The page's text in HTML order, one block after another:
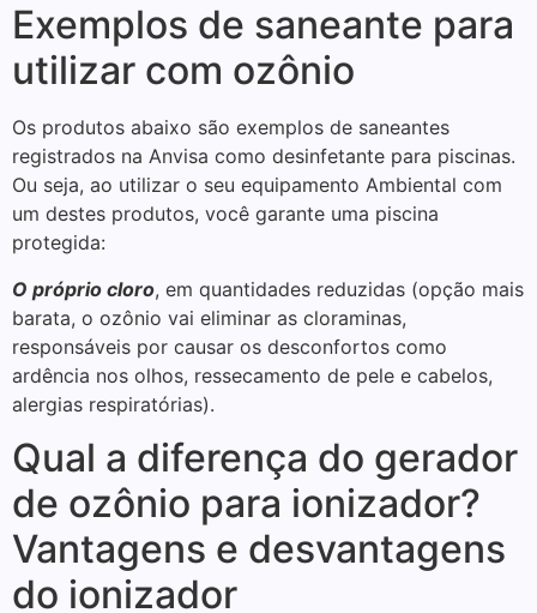
Exemplos de saneante para
utilizar com ozônio
Os produtos abaixo são exemplos de saneantes
registrados na Anvisa como desinfetante para piscinas.
Ou seja, ao utilizar o seu equipamento Ambiental com
um destes produtos, você garante uma piscina
protegida:
O próprio cloro, em quantidades reduzidas (opção mais
barata, o ozônio vai eliminar as cloraminas,
responsáveis por causar os desconfortos como
ardência nos olhos, ressecamento de pele e cabelos,
alergias respiratórias).
Qual a diferença do gerador
de ozônio para ionizador?
Vantagens e desvantagens
do ionizador